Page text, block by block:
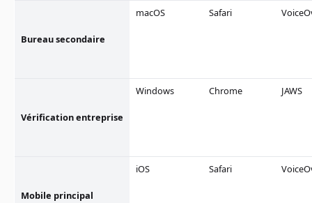
Bureau secondaire
macOS Safari
Vérification entreprise
Windows Chrome JAWS
Mobile principal
iOS Safari